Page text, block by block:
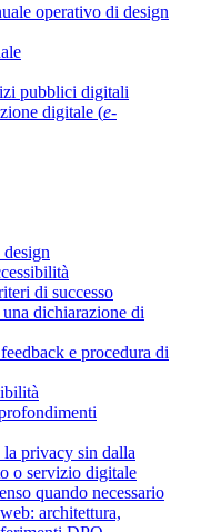
operativo di design
pubblici digitali
digitale (e-
di successo
dichiarazione di
e procedura di
la privacy sin dalla
o servizio digitale
quando necessario
architettura,